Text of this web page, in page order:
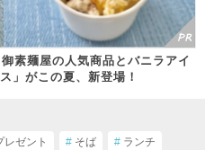
素麺屋の人気商品とバニラアイ
」がこの夏、新登場！
レゼント # そば # ランチ